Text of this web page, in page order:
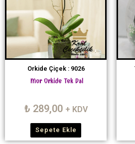
Orkide Çiçek : 9026
Mor Orkide Tek Dal
₺ 289,00 + KDV
Sepete Ekle